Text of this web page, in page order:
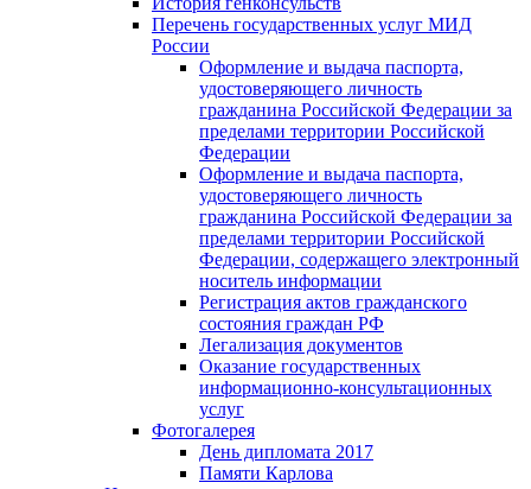
Перечень государственных услуг МИД
России
Оформление и выдача паспорта,
удостоверяющего личность
гражданина Российской Федерации за
пределами территории Российской
Федерации
Оформление и выдача паспорта,
удостоверяющего личность
гражданина Российской Федерации за
пределами территории Российской
Федерации, содержащего электронный
носитель информации
Регистрация актов гражданского
состояния граждан РФ
Легализация документов
Оказание государственных
информационно-консультационных
услуг
Фотогалерея
День дипломата 2017
Памяти Карлова